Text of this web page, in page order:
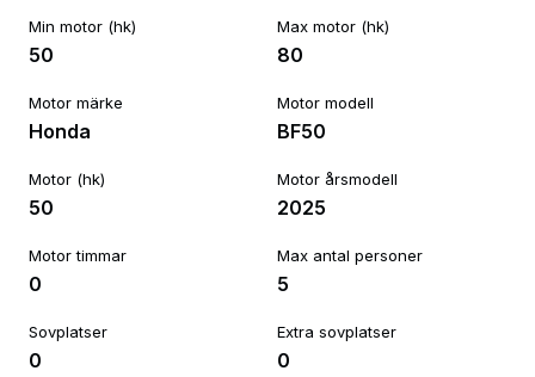
Min motor (hk)
50
Max motor (hk)
80
Motor märke
Honda
Motor modell
BF50
Motor (hk)
50
Motor årsmodell
2025
Motor timmar
0
Max antal personer
5
Sovplatser
0
Extra sovplatser
0